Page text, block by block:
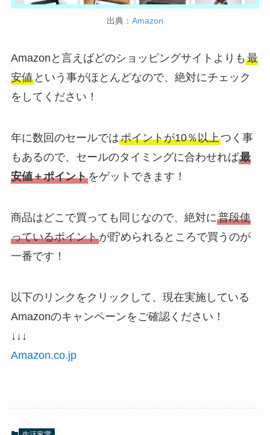
出典： Amazon
Amazonと言えばどのショッピングサイトよりも 最
安値という事がほとんどなので、絶対にチェック
をしてください！
年に数回のセールではポイントが10％以上つく事
もあるので、セールのタイミングに合わせれば最
安値＋ポイントをゲットできます！
商品はどこで買っても同じなので、絶対に普段使
っているポイントが貯められるところで買うのが
一番です！
以下のリンクをクリックして、現在実施している
Amazonのキャンペーンをご確認ください！
↓↓↓
Amazon.co.jp